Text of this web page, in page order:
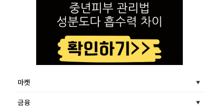
마켓
금융